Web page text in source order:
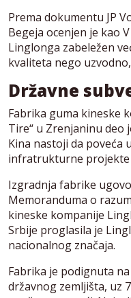
Prema dokumentu JP
Begeja ocenjen je kao
Linglonga zabeležen
kvaliteta nego
Državne
Fabrika guma kineske
Tire“ u Zrenjaninu deo
Kina nastoji da poveća
infratrukturne projekte
Izgradnja fabrike
Memoranduma o
kineske kompanije
Srbije proglasila je
nacionalnog značaja.
Fabrika je podignuta
državnog zemljišta, uz